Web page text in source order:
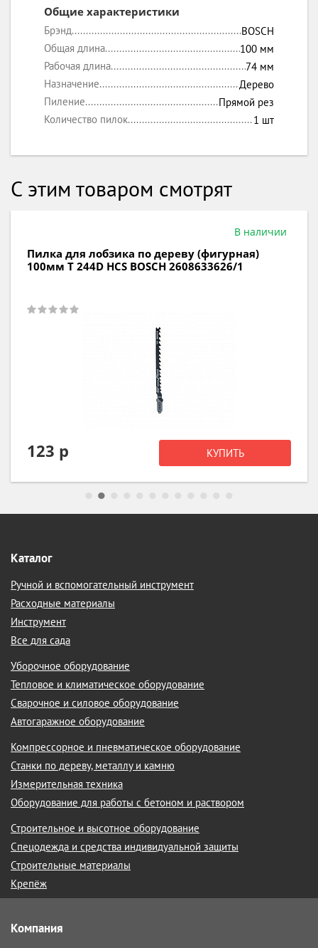
Общие характеристики
Брэнд
BOSCH
Общая длина
100 мм
Рабочая длина
74 мм
Назначение
Дерево
Пиление
Прямой рез
Количество пилок
1 шт
С этим товаром смотрят
В наличии
Пилка для лобзика по дереву 100мм Т 144D
HCS BOSCH 2608633625/1
128 р КУПИТЬ
Каталог
Ручной и вспомогательный инструмент
Расходные материалы
Инструмент
Все для сада
Уборочное оборудование
Тепловое и климатическое оборудование
Сварочное и силовое оборудование
Автогаражное оборудование
Компрессорное и пневматическое оборудование
Станки по дереву, металлу и камню
Измерительная техника
Оборудование для работы с бетоном и раствором
Строительное и высотное оборудование
Спецодежда и средства индивидуальной защиты
Строительные материалы
Крепёж
Компания